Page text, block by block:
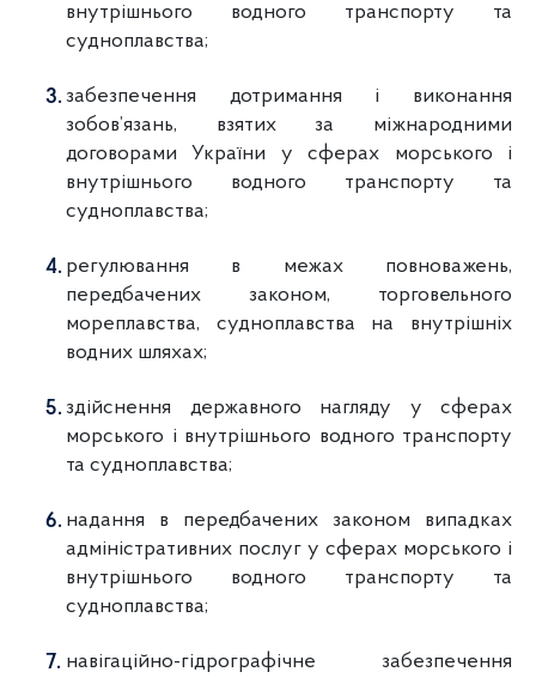
внутрішнього водного транспорту та
судноплавства;
забезпечення дотримання і виконання
зобов’язань, взятих за міжнародними
договорами України у сферах морського і
внутрішнього водного транспорту та
судноплавства;
регулювання в межах повноважень,
передбачених законом, торговельного
мореплавства, судноплавства на внутрішніх
водних шляхах;
здійснення державного нагляду у сферах
морського і внутрішнього водного транспорту
та судноплавства;
надання в передбачених законом випадках
адміністративних послуг у сферах морського і
внутрішнього водного транспорту та
судноплавства;
навігаційно-гідрографічне забезпечення